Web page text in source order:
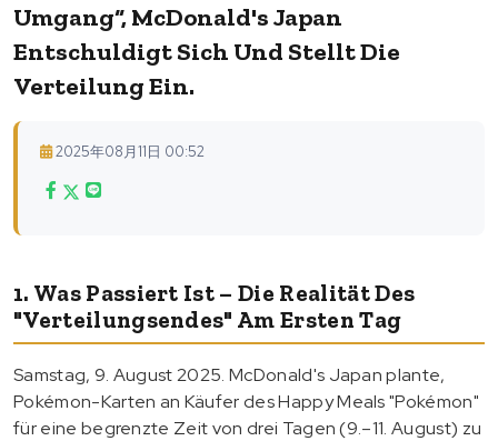
Umgang“, McDonald's Japan
Entschuldigt Sich Und Stellt Die
Verteilung Ein.
2025年08月11日 00:52
1. Was Passiert Ist – Die Realität Des
"Verteilungsendes" Am Ersten Tag
Samstag, 9. August 2025. McDonald's Japan plante,
Pokémon-Karten an Käufer des Happy Meals "Pokémon"
für eine begrenzte Zeit von drei Tagen (9.–11. August) zu